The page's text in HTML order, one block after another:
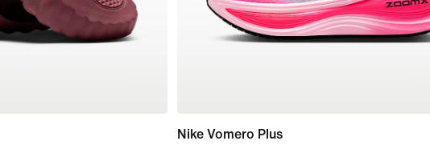
Nike Vomero Plus